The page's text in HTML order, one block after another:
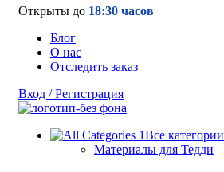
Открыты до 18:30 часов
Блог
О нас
Отследить заказ
Вход / Регистрация
Все категории
Материалы для Тедди